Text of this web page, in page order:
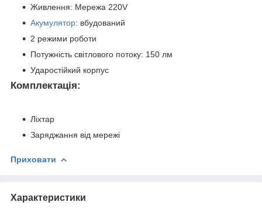
Живлення: Мережа 220V
Акумулятор: вбудований
2 режими роботи
Потужність світлового потоку: 150 лм
Ударостійкий корпус
Комплектація:
Ліхтар
Заряджання від мережі
Приховати
Характеристики